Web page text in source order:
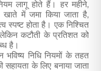
लागू होते हैं। हर महीने,
में जमा किया जाता है,
होता है। एक निश्चित
लेकिन कटौती के प्रतिशत को
है।
भविष्य निधि नियमों के तहत
सहायता के लिए बनाया जाता